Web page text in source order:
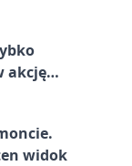
akcję
widok